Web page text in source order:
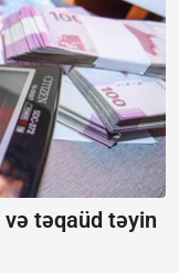
təqaüd təyin